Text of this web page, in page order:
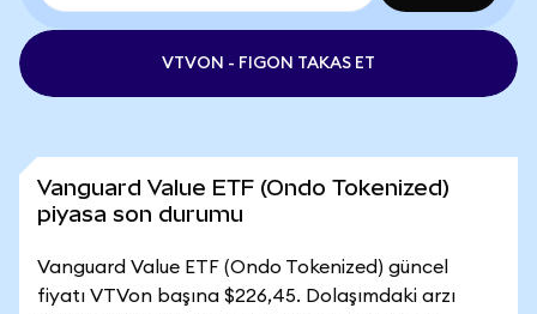
VTVON - FIGON TAKAS ET
Vanguard Value ETF (Ondo Tokenized)
piyasa son durumu
Vanguard Value ETF (Ondo Tokenized) güncel
fiyatı VTVon başına $226,45. Dolaşımdaki arzı